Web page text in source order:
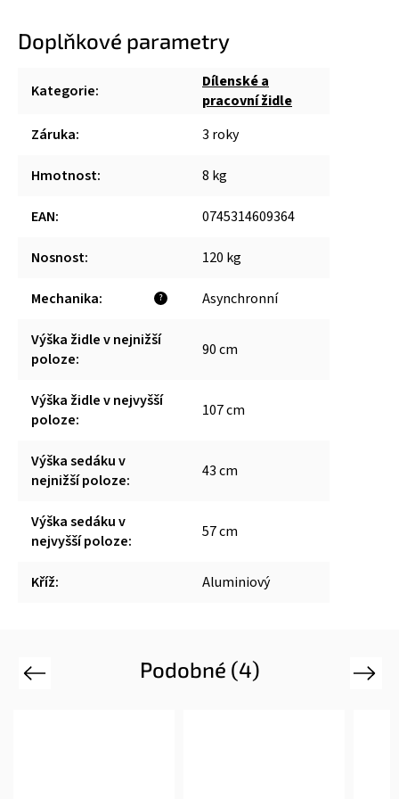
Doplňkové parametry
Kategorie:
Dílenské a
pracovní židle
Záruka: 3 roky
Hmotnost: 8 kg
EAN: 0745314609364
Nosnost: 120 kg
?
Mechanika: Asynchronní
Výška židle v nejnižší
poloze: 90 cm
Výška židle v nejvyšší
poloze: 107 cm
Výška sedáku v
nejnižší poloze: 43 cm
Výška sedáku v
nejvyšší poloze: 57 cm
Kříž: Aluminiový
Podobné (4)
Previous Next